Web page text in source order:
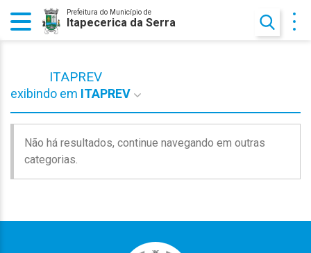
Prefeitura do Município de
Itapecerica da Serra
ITAPREV
exibindo em ITAPREV
Não há resultados, continue navegando em outras
categorias.